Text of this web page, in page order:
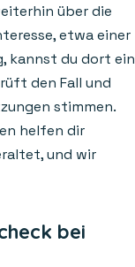
über die
etwa einer
kannst du dort ein
den Fall und
stimmen.
helfen dir
und wir
bei